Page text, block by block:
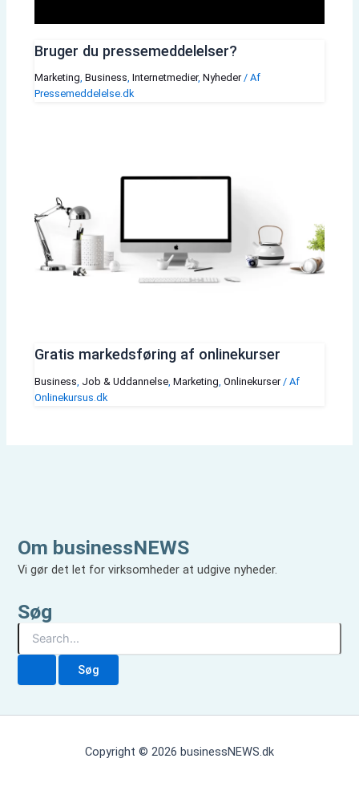
Bruger du pressemeddelelser?
Marketing, Business, Internetmedier, Nyheder/ Af
Pressemeddelelse.dk
Gratis markedsføring af onlinekurser
Business, Job & Uddannelse, Marketing, Onlinekurser/ Af
Onlinekursus.dk
Om businessNEWS
Vi gør det let for virksomheder at udgive nyheder.
Søg
Copyright © 2026 businessNEWS.dk